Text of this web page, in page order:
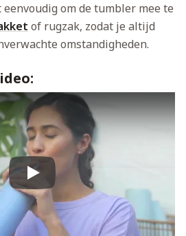
eenvoudig om de tumbler mee te
of rugzak, zodat je altijd
omstandigheden.
Play